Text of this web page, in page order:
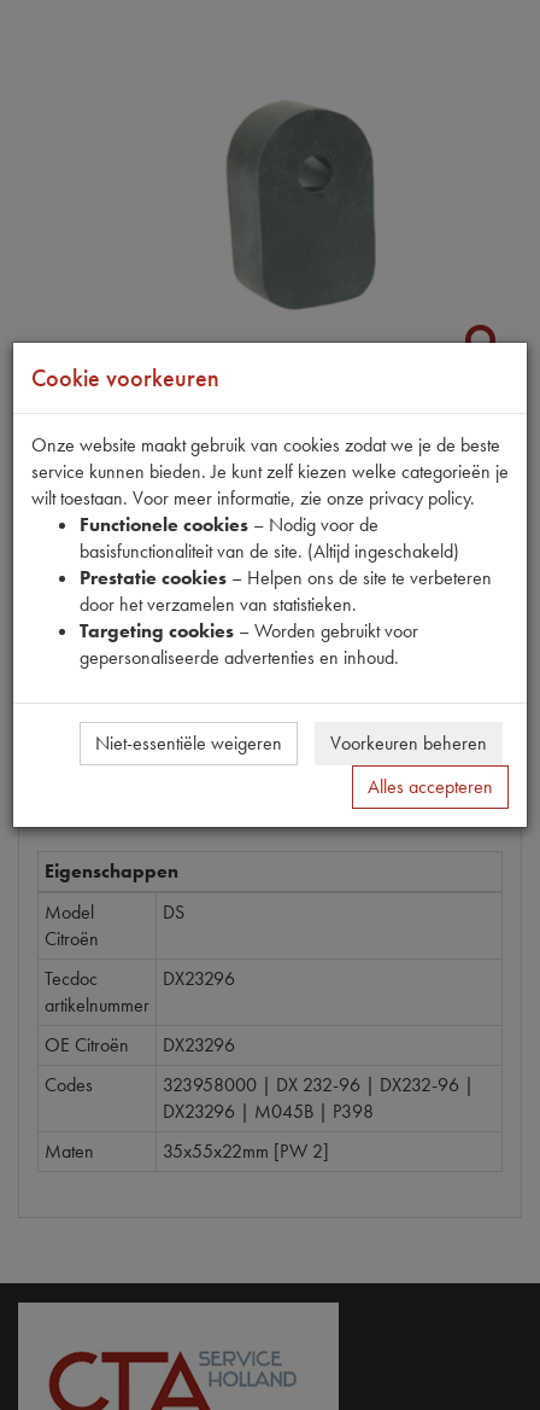
Productnummer
1620010
EAN code
3286064227509
Prijs
73 (€ 6,39excl. btw)
Bestel
Eigenschappen
Model
Citroën
DS
Tecdoc
artikelnummer
DX23296
OE Citroën
DX23296
Codes
323958000 | DX 232-96 | DX232-96 |
DX23296 | M045B | P398
Maten
35x55x22mm [PW 2]
Cookie voorkeuren
Onze website maakt gebruik van cookies zodat we je de beste
service kunnen bieden. Je kunt zelf kiezen welke categorieën je
wilt toestaan. Voor meer informatie, zie onze privacy policy.
Functionele cookies – Nodig voor de
basisfunctionaliteit van de site. (Altijd ingeschakeld)
Prestatie cookies – Helpen ons de site te verbeteren
door het verzamelen van statistieken.
Targeting cookies – Worden gebruikt voor
gepersonaliseerde advertenties en inhoud.
Niet-essentiële weigeren
Voorkeuren beheren
Alles accepteren